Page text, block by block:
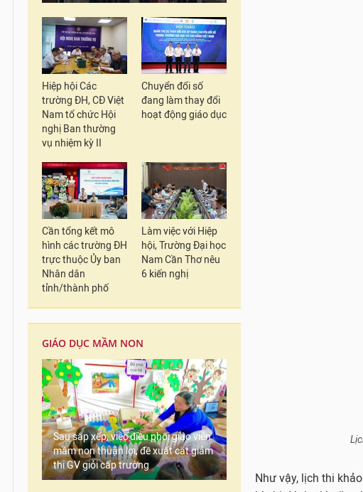
Hiệp hội Các
trường ĐH, CĐ Việt
Nam tổ chức Hội
nghị Ban thường
vụ nhiệm kỳ II
Chuyển đổi số
đang làm thay đổi
hoạt động giáo dục
Cần tổng kết mô
hình các trường ĐH
trực thuộc Ủy ban
Nhân dân
tỉnh/thành phố
Làm việc với Hiệp
hội, Trường Đại học
Nam Cần Thơ nêu
6 kiến nghị
GIÁO DỤC MẦM NON
Sau sắp xếp, việc điều phối giáo viên
mầm non thuận lợi, đề xuất cắt giảm
thi GV giỏi cấp trường
- Giám đốc Trung
đã được lên lịch và